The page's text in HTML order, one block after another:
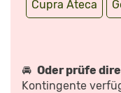
Cupra Ateca
🚘 Oder prüfe
Kontingente